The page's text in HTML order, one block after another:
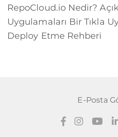
RepoCloud.io Nedir?
Uygulamaları Bir Tıkla
Deploy Etme Rehberi
E-Posta